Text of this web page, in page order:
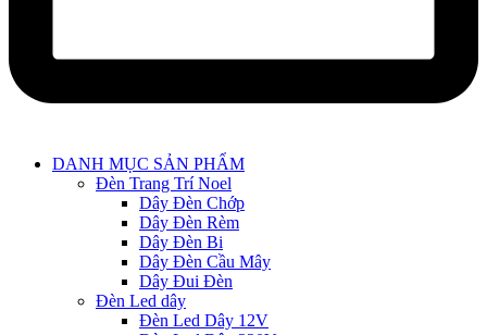
Main
DANH MỤC SẢN PHẨM
Đèn Trang Trí Noel
Dây Đèn Chớp
Dây Đèn Rèm
Dây Đèn Bi
Dây Đèn Cầu Mây
Dây Đui Đèn
Đèn Led dây
Đèn Led Dây 12V